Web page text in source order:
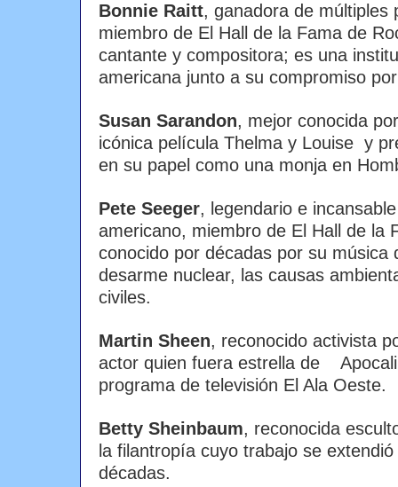
Bonnie Raitt, ganadora de múltiples
miembro de El Hall de la Fama de
cantante y compositora; es una
americana junto a su compromiso
Susan Sarandon, mejor conocida
icónica película Thelma y Louise y
en su papel como una monja en
Pete Seeger, legendario e
americano, miembro de El Hall de la
conocido por décadas por su música
desarme nuclear, las causas
civiles.
Martin Sheen, reconocido activista
actor quien fuera estrella de
programa de televisión El Ala Oeste.
Betty Sheinbaum, reconocida
la filantropía cuyo trabajo se
décadas.